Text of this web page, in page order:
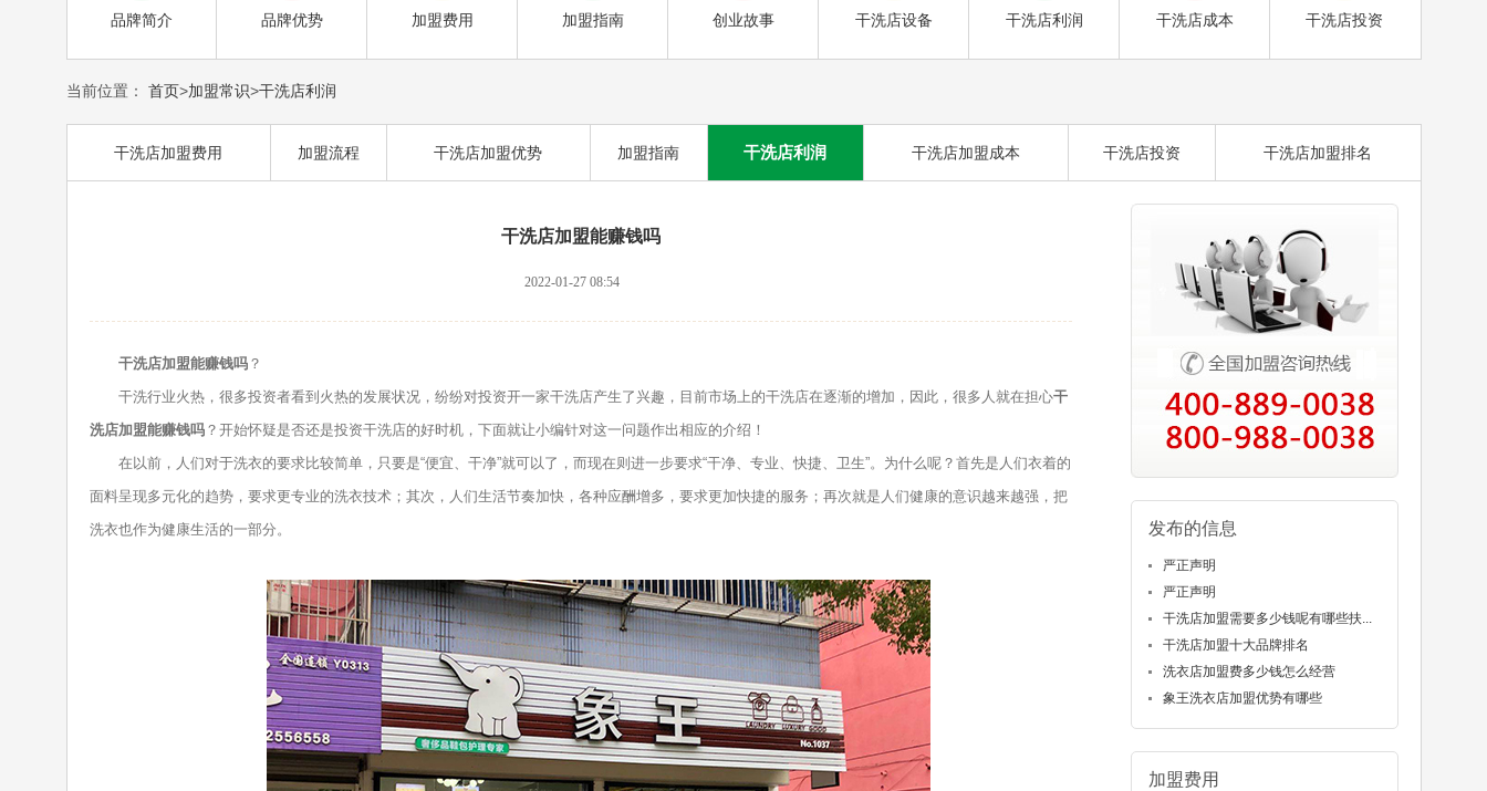
品牌简介 品牌优势 加盟费用 加盟指南 创业故事 干洗店设备 干洗店利润 干洗店成本 干洗店投资
当前位置： 首页>加盟常识>干洗店利润
干洗店加盟费用 加盟流程 干洗店加盟优势 加盟指南 干洗店利润 干洗店加盟成本 干洗店投资 干洗店加盟排名
干洗店加盟能赚钱吗
2022-01-27 08:54
干洗店加盟能赚钱吗？
干洗行业火热，很多投资者看到火热的发展状况，纷纷对投资开一家干洗店产生了兴趣，目前市场上的干洗店在逐渐的增加，因此，很多人就在担心干
洗店加盟能赚钱吗？开始怀疑是否还是投资干洗店的好时机，下面就让小编针对这一问题作出相应的介绍！
在以前，人们对于洗衣的要求比较简单，只要是“便宜、干净”就可以了，而现在则进一步要求“干净、专业、快捷、卫生”。为什么呢？首先是人们衣着的
面料呈现多元化的趋势，要求更专业的洗衣技术；其次，人们生活节奏加快，各种应酬增多，要求更加快捷的服务；再次就是人们健康的意识越来越强，把
洗衣也作为健康生活的一部分。
发布的信息
严正声明
严正声明
干洗店加盟需要多少钱呢有哪些扶...
干洗店加盟十大品牌排名
洗衣店加盟费多少钱怎么经营
象王洗衣店加盟优势有哪些
加盟费用